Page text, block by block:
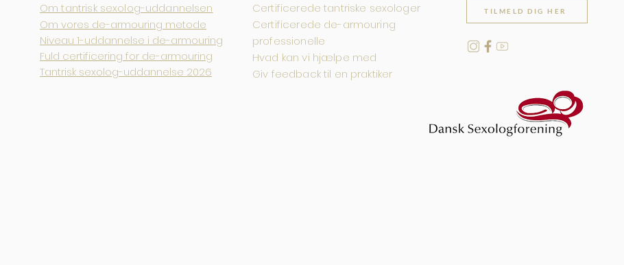
Om tantrisk sexolog-uddannelsen
Om vores de-armouring metode
Niveau 1-uddannelse i de-armouring
Fuld certificering for de-armouring
Tantrisk sexolog-uddannelse 2026
Certificerede tantriske sexologer
Certificerede de-armouring
professionelle
Hvad kan vi hjælpe med
Giv feedback til en praktiker
TILMELD DIG HER